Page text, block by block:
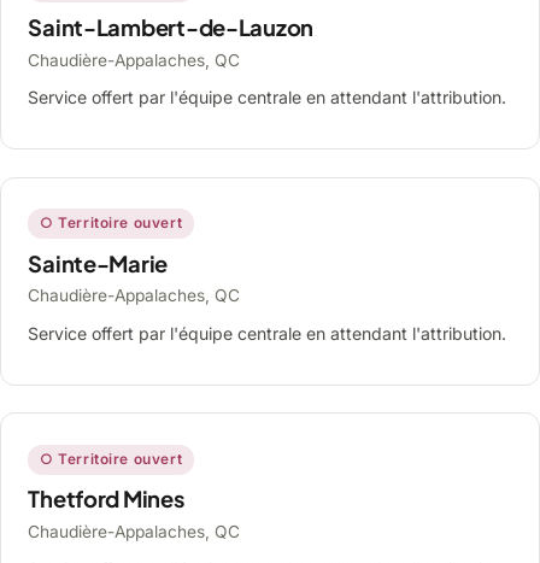
Saint-Lambert-de-Lauzon
Chaudière-Appalaches, QC
Service offert par l'équipe centrale en attendant l'attribution.
○ Territoire ouvert
Sainte-Marie
Chaudière-Appalaches, QC
Service offert par l'équipe centrale en attendant l'attribution.
○ Territoire ouvert
Thetford Mines
Chaudière-Appalaches, QC